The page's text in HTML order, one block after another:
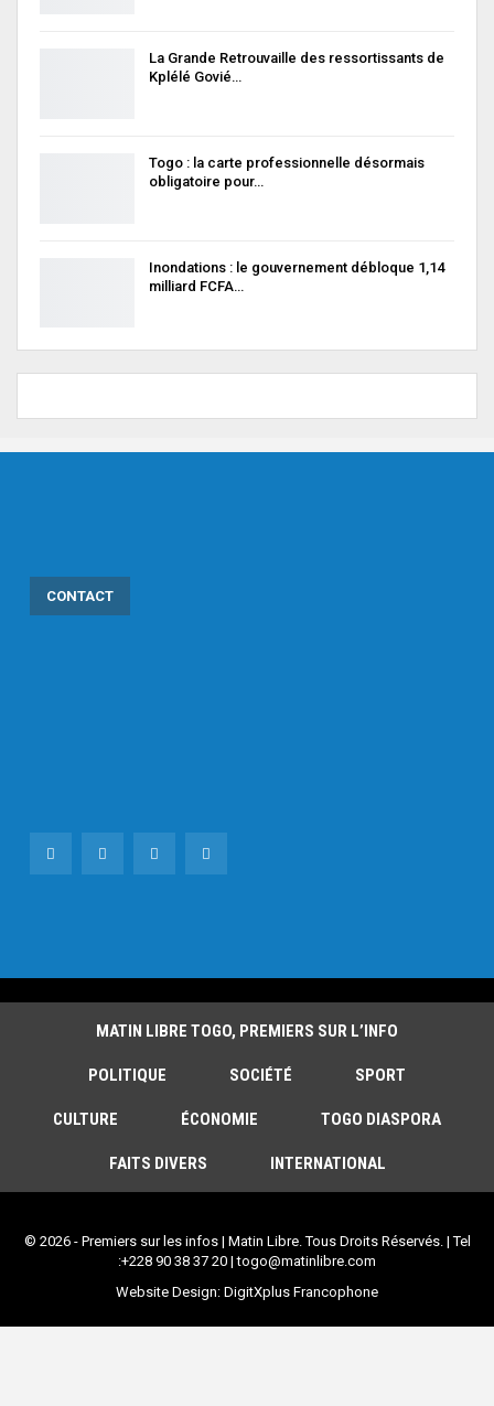
La Grande Retrouvaille des ressortissants de
Kplélé Govié…
Togo : la carte professionnelle désormais
obligatoire pour…
Inondations : le gouvernement débloque 1,14
milliard FCFA…
CONTACT
MATIN LIBRE TOGO, PREMIERS SUR L’INFO
POLITIQUE SOCIÉTÉ SPORT
CULTURE ÉCONOMIE TOGO DIASPORA
FAITS DIVERS INTERNATIONAL
© 2026 - Premiers sur les infos | Matin Libre. Tous Droits Réservés. | Tel
:+228 90 38 37 20 | togo@matinlibre.com
Website Design: DigitXplus Francophone